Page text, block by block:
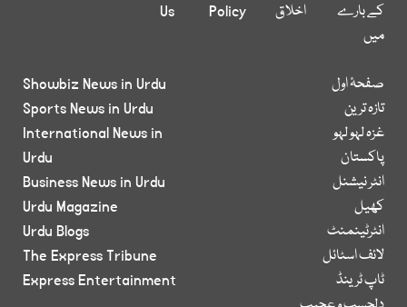
کے بارے
میں
اخلاق
Policy
Us
صفحۂ اول
تازہ ترین
غزہ لہو لہو
پاکستان
انٹر نیشنل
کھیل
انٹرٹینمنٹ
لائف اسٹائل
ٹاپ ٹرینڈ
Showbiz News in Urdu
Sports News in Urdu
International News in
Urdu
Business News in Urdu
Urdu Magazine
Urdu Blogs
The Express Tribune
Express Entertainment